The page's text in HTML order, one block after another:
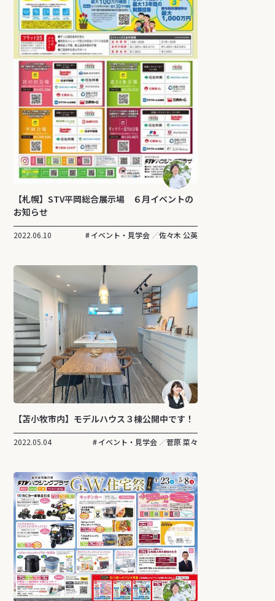
【札幌】STV平岡総合展示場 ６月イベントの
お知らせ
2022.06.10 イベント・見学会 佐々木 公英
【苫小牧市内】モデルハウス３棟公開中です！
2022.05.04 イベント・見学会 菅原 菜々